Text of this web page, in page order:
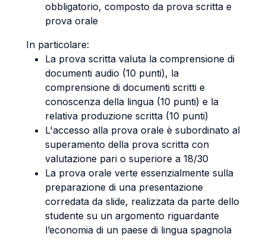
obbligatorio, composto da prova scritta e
prova orale
In particolare:
La prova scritta valuta la comprensione di
documenti audio (10 punti), la
comprensione di documenti scritti e
conoscenza della lingua (10 punti) e la
relativa produzione scritta (10 punti)
L'accesso alla prova orale è subordinato al
superamento della prova scritta con
valutazione pari o superiore a 18/30
La prova orale verte essenzialmente sulla
preparazione di una presentazione
corredata da slide, realizzata da parte dello
studente su un argomento riguardante
l’economia di un paese di lingua spagnola